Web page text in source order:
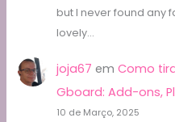
but I never found any
lovely…
joja67 em Como
Gboard: Add-ons,
10 de Março, 2025